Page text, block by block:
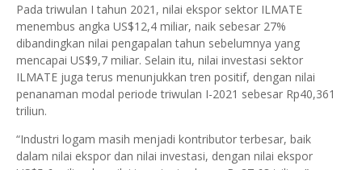
Pada triwulan I tahun 2021, nilai ekspor sektor ILMATE
menembus angka US$12,4 miliar, naik sebesar 27%
dibandingkan nilai pengapalan tahun sebelumnya yang
mencapai US$9,7 miliar. Selain itu, nilai investasi sektor
ILMATE juga terus menunjukkan tren positif, dengan nilai
penanaman modal periode triwulan I-2021 sebesar Rp40,361
triliun.
“Industri logam masih menjadi kontributor terbesar, baik
dalam nilai ekspor dan nilai investasi, dengan nilai ekspor